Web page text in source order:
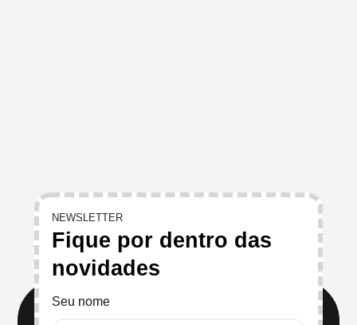
NEWSLETTER
Fique por dentro das
novidades
Seu nome